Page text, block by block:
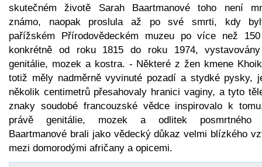
skutečném životě Sarah Baartmanové toho není
známo, naopak proslula až po své smrti, kdy
pařížském Přírodovědeckém muzeu po více než
konkrétně od roku 1815 do roku 1974,
genitálie, mozek a kostra. - Některé z žen kmene
totiž měly nadměrně vyvinuté pozadí a stydké pysky,
několik centimetrů přesahovaly hranici vaginy, a tyto
znaky soudobé francouzské vědce inspirovalo k
právě genitálie, mozek a odlitek posmrtného
Baartmanové brali jako vědecký důkaz velmi blízkého
mezi domorodými afričany a opicemi.